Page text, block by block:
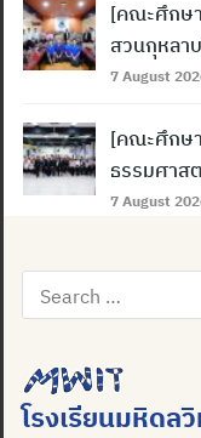
[คณะศึกษา
สวนกุหลา
7 August
[คณะศึกษ
ธรรมศาส
7 August
Search
for:
โรงเรียนมหิด